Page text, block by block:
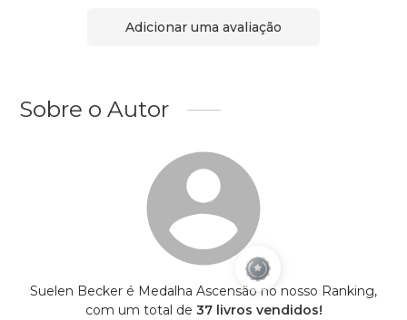
Adicionar uma avaliação
Sobre o Autor
Suelen Becker é Medalha Ascensão no nosso Ranking,
com um total de 37 livros vendidos!